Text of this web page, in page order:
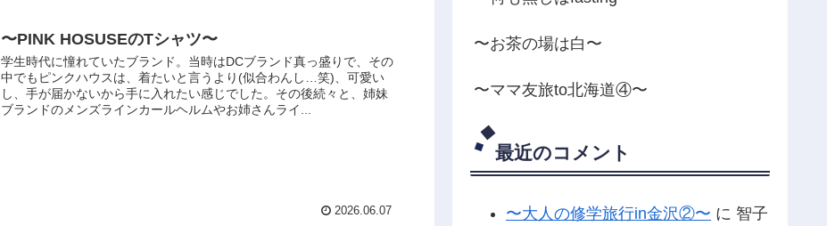
〜PINK HOSUSEのTシャツ〜
学生時代に憧れていたブランド。当時はDCブランド真っ盛りで、その
中でもピンクハウスは、着たいと言うより(似合わんし…笑)、可愛い
し、手が届かないから手に入れたい感じでした。その後続々と、姉妹
ブランドのメンズラインカールヘルムやお姉さんライ...
2026.06.07
〜お茶の場は白〜
〜ママ友旅to北海道④〜
最近のコメント
〜大人の修学旅行in金沢②〜 に 智子